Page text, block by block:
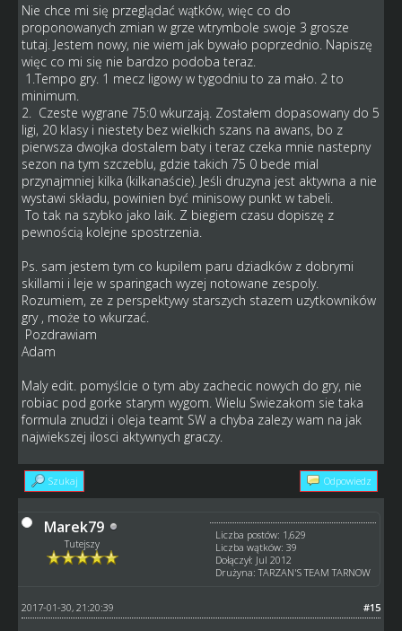
Nie chce mi się przeglądać wątków, więc co do
proponowanych zmian w grze wtrymbole swoje 3 grosze
tutaj. Jestem nowy, nie wiem jak bywało poprzednio. Napiszę
więc co mi się nie bardzo podoba teraz.
1.Tempo gry. 1 mecz ligowy w tygodniu to za mało. 2 to
minimum.
2. Czeste wygrane 75:0 wkurzają. Zostałem dopasowany do 5
ligi, 20 klasy i niestety bez wielkich szans na awans, bo z
pierwsza dwojka dostalem baty i teraz czeka mnie nastepny
sezon na tym szczeblu, gdzie takich 75 0 bede mial
przynajmniej kilka (kilkanaście). Jeśli druzyna jest aktywna a nie
wystawi składu, powinien być minisowy punkt w tabeli.
To tak na szybko jako laik. Z biegiem czasu dopiszę z
pewnością kolejne spostrzenia.
Ps. sam jestem tym co kupilem paru dziadków z dobrymi
skillami i leje w sparingach wyzej notowane zespoly.
Rozumiem, ze z perspektywy starszych stazem uzytkowników
gry , może to wkurzać.
Pozdrawiam
Adam
Maly edit. pomyślcie o tym aby zachecic nowych do gry, nie
robiac pod gorke starym wygom. Wielu Swiezakom sie taka
formula znudzi i oleja teamt SW a chyba zalezy wam na jak
najwiekszej ilosci aktywnych graczy.
Szukaj Odpowiedz
Marek79
Tutejszy
Liczba postów: 1,629
Liczba wątków: 39
Dołączył: Jul 2012
Drużyna: TARZAN'S TEAM TARNOW
#15
2017-01-30, 21:20:39